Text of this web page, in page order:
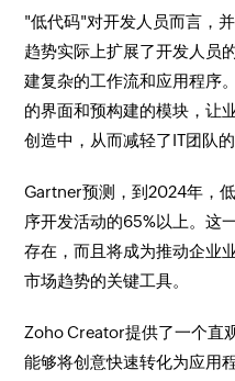
"低代码"对开发人员而言，
趋势实际上扩展了开发人员
建复杂的工作流和应用程序
的界面和预构建的模块，让
创造中，从而减轻了IT团队的
Gartner预测，到2024年，
序开发活动的65%以上。这
存在，而且将成为推动企业
市场趋势的关键工具。
Zoho Creator提供了一个直
能够将创意快速转化为应用